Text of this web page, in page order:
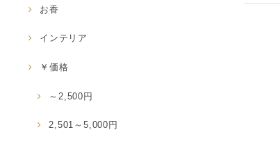
お香
インテリア
￥価格
～2,500円
2,501～5,000円